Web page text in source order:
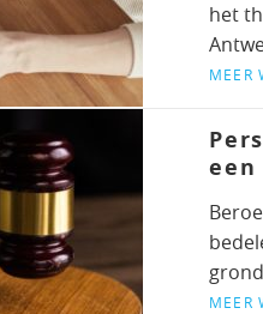
het
MEER
MEER